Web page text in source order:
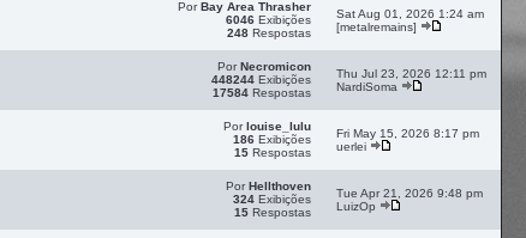
PorBay Area Thrasher
6046Exibições
248Respostas
Sat Aug 01, 2026 1:24 am
[metalremains]
Por Necromicon
448244Exibições
17584Respostas
Thu Jul 23, 2026 12:11 pm
NardiSoma
Porlouise_lulu
186Exibições
15Respostas
Fri May 15, 2026 8:17 pm
uerlei
Por Hellthoven
324Exibições
15Respostas
Tue Apr 21, 2026 9:48 pm
LuizOp